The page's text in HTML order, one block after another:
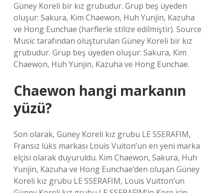
Güney Koreli bir kız grubudur. Grup beş üyeden
oluşur: Sakura, Kim Chaewon, Huh Yunjin, Kazuha
ve Hong Eunchae (harflerle stilize edilmiştir). Source
Music tarafından oluşturulan Güney Koreli bir kız
grubudur. Grup beş üyeden oluşur: Sakura, Kim
Chaewon, Huh Yunjin, Kazuha ve Hong Eunchae.
Chaewon hangi markanın
yüzü?
Son olarak, Güney Koreli kız grubu LE SSERAFIM,
Fransız lüks markası Louis Vuiton’un en yeni marka
elçisi olarak duyuruldu. Kim Chaewon, Sakura, Huh
Yunjin, Kazuha ve Hong Eunchae’den oluşan Güney
Koreli kız grubu LE SSERAFIM, Louis Vuitton’un